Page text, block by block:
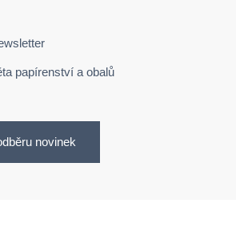
papírenství a obalů
novinek